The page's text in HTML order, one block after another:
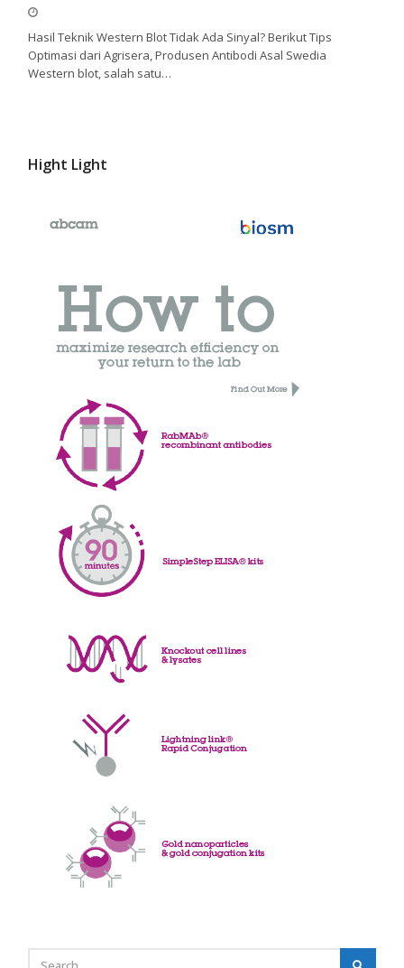
Hasil Teknik Western Blot Tidak Ada Sinyal? Berikut Tips
Optimasi dari Agrisera, Produsen Antibodi Asal Swedia
Western blot, salah satu…
Hight Light